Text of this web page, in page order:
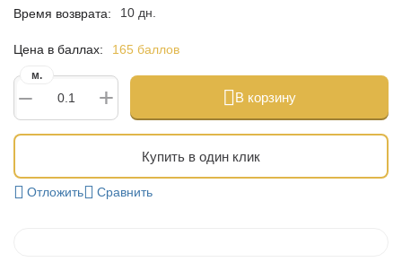
Время возврата: 10 дн.
Цена в баллах: 165 баллов
+
−
м.
В корзину
Купить в один клик
Отложить Сравнить